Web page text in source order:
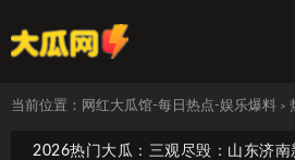
当前位置： 网红大瓜馆-每日热点-娱乐爆料 >
2026热门大瓜：三观尽毁：山东济